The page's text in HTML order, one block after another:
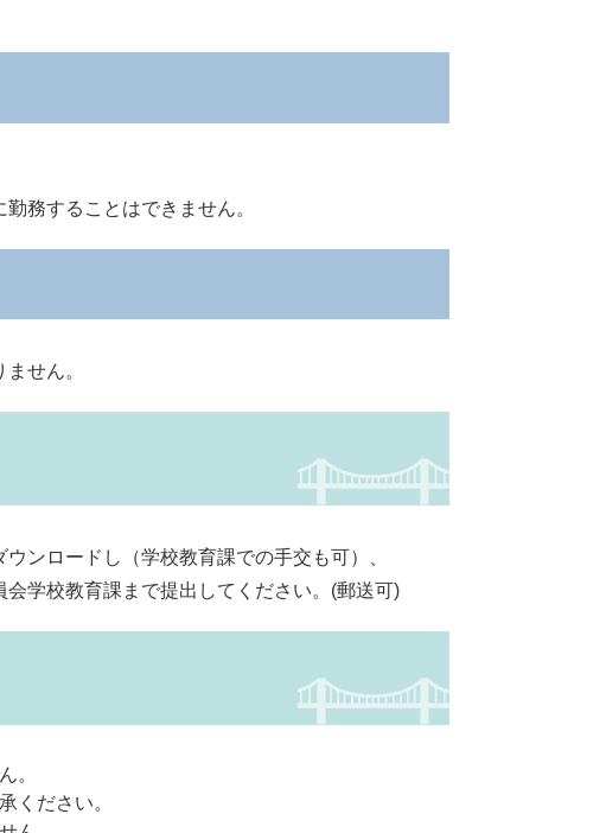
することはできません。
せん。
ンロードし（学校教育課での手交も可）、
学校教育課まで提出してください。(郵送可)
。
ください。